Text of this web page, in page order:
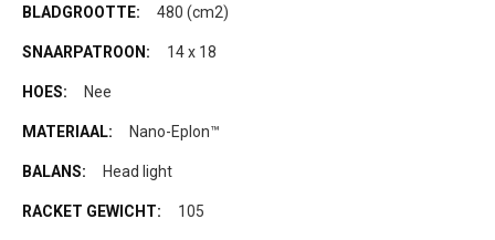
480 (cm2)
14 x 18
Nee
Nano-Eplon™
Head light
105